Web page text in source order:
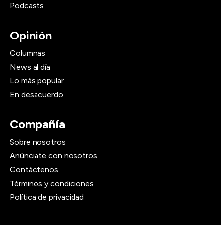
Podcasts
Opinión
Columnas
News al día
Lo más popular
En desacuerdo
Compañía
Sobre nosotros
Anúnciate con nosotros
Contáctenos
Términos y condiciones
Política de privacidad